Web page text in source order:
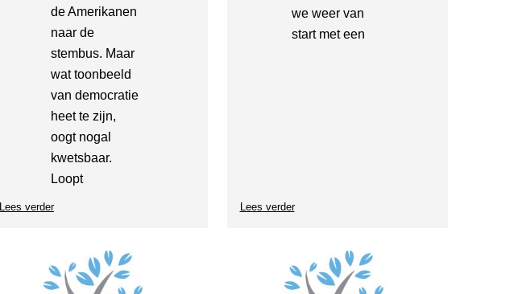
de Amerikanen
naar de
stembus. Maar
wat toonbeeld
van democratie
heet te zijn,
oogt nogal
kwetsbaar.
Loopt
Lees verderover
Democratie
in
Amerika
we weer van
start met een
Lees verderover